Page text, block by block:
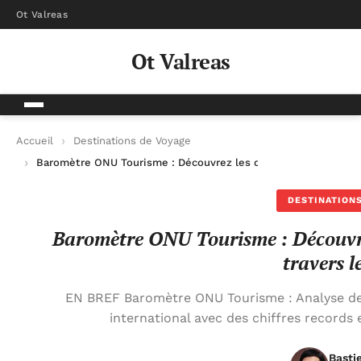
Ot Valreas
Ot Valreas
Accueil
Destinations de Voyage
Baromètre ONU Tourisme : Découvrez les destinations en
Baromètre ONU Tourisme :
travers
EN BREF Baromètre ONU Tourisme : Analyse
international avec des chiffres records